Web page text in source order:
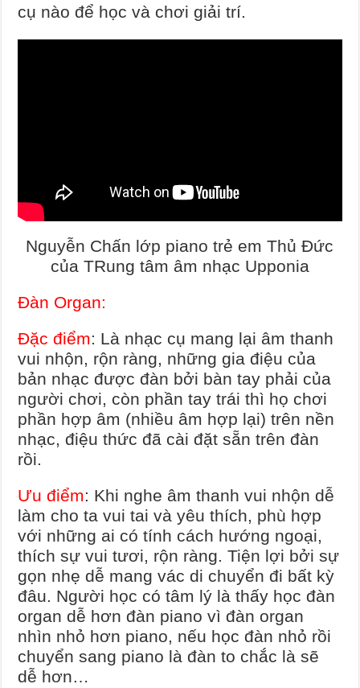
cụ nào để học và chơi giải trí.
Nguyễn Chấn lớp piano trẻ em Thủ Đức
của TRung tâm âm nhạc Upponia
Đàn Organ:
Đặc điểm: Là nhạc cụ mang lại âm thanh
vui nhộn, rộn ràng, những gia điệu của
bản nhạc được đàn bởi bàn tay phải của
người chơi, còn phần tay trái thì họ chơi
phần hợp âm (nhiều âm hợp lại) trên nền
nhạc, điệu thức đã cài đặt sẵn trên đàn
rồi.
Ưu điểm: Khi nghe âm thanh vui nhộn dễ
làm cho ta vui tai và yêu thích, phù hợp
với những ai có tính cách hướng ngoại,
thích sự vui tươi, rộn ràng. Tiện lợi bởi sự
gọn nhẹ dễ mang vác di chuyển đi bất kỳ
đâu. Người học có tâm lý là thấy học đàn
organ dễ hơn đàn piano vì đàn organ
nhìn nhỏ hơn piano, nếu học đàn nhỏ rồi
chuyển sang piano là đàn to chắc là sẽ
dễ hơn…